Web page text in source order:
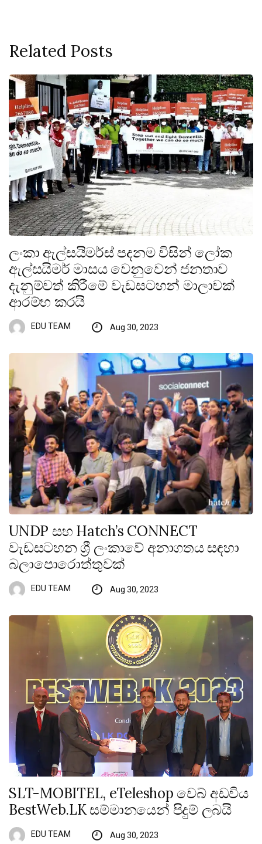
Related Posts
ලංකා ඇල්සයිමර්ස් පදනම විසින් ලෝක
ඇල්සයිමර් මාසය වෙනුවෙන් ජනතාව
දැනුම්වත් කිරීමේ වැඩසටහන් මාලාවක්
ආරම්භ කරයි
EDU TEAM Aug 30, 2023
UNDP සහ Hatch’s CONNECT
වැඩසටහන ශ්‍රී ලංකාවේ අනාගතය සඳහා
බලාපොරොත්තුවක්
EDU TEAM Aug 30, 2023
SLT-MOBITEL, eTeleshop වෙබ් අඩවිය
BestWeb.LK සම්මානයෙන් පිදුම් ලබයි
EDU TEAM Aug 30, 2023